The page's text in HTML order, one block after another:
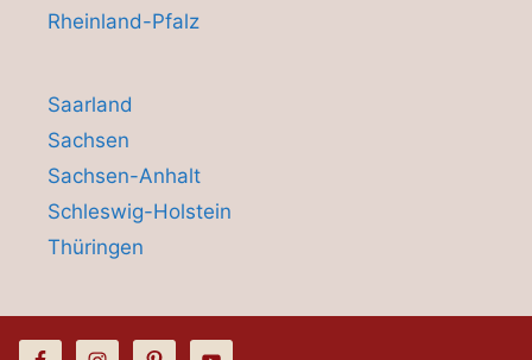
Rheinland-Pfalz
Saarland
Sachsen
Sachsen-Anhalt
Schleswig-Holstein
Thüringen